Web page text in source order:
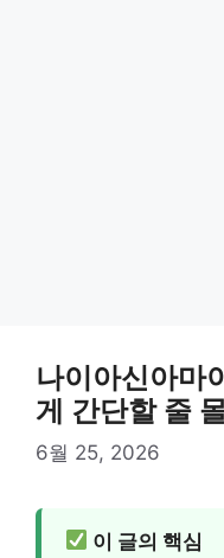
나이아신아마
게 간단할 줄
6월 25, 2026
이 글의 핵심